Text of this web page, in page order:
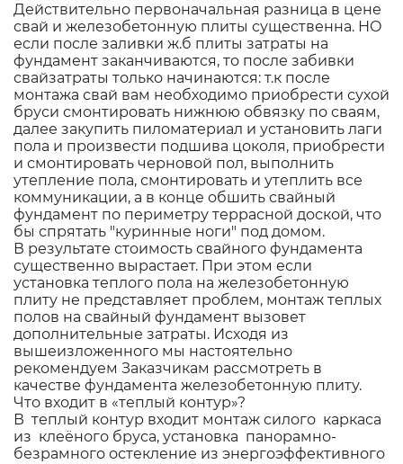
Действительно первоначальная разница в цене
свай и железобетонную плиты существенна. НО
если после заливки ж.б плиты затраты на
фундамент заканчиваются, то после забивки
свайзатраты только начинаются: т.к после
монтажа свай вам необходимо приобрести сухой
бруси смонтировать нижнюю обвязку по сваям,
далее закупить пиломатериал и установить лаги
пола и произвести подшива цоколя, приобрести
и смонтировать черновой пол, выполнить
утепление пола, смонтировать и утеплить все
коммуникации, а в конце обшить свайный
фундамент по периметру террасной доской, что
бы спрятать "куринные ноги" под домом.
В результате стоимость свайного фундамента
существенно вырастает. При этом если
установка теплого пола на железобетонную
плиту не представляет проблем, монтаж теплых
полов на свайный фундамент вызовет
дополнительные затраты. Исходя из
вышеизложенного мы настоятельно
рекомендуем Заказчикам рассмотреть в
качестве фундамента железобетонную плиту.
Что входит в «теплый контур»?
В теплый контур входит монтаж силого каркаса
из клеёного бруса, установка панорамно-
безрамного остекление из энергоэффективного